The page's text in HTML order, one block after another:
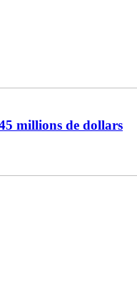
millions de dollars